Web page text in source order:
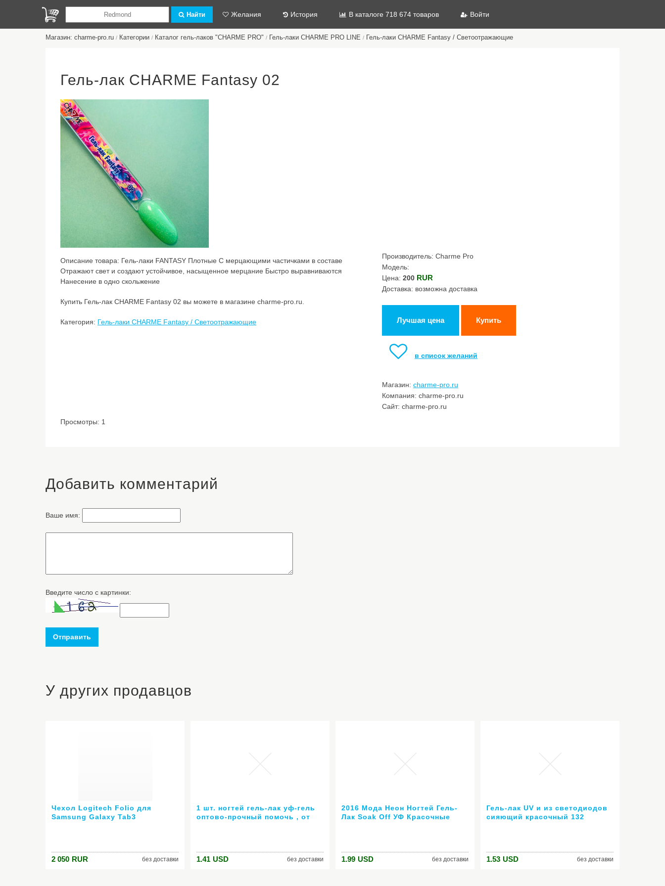
Найти Желания История В каталоге 718 674 товаров Войти
Магазин: charme-pro.ru / Категории / Каталог гель-лаков "CHARME PRO" / Гель-лаки CHARME PRO LINE / Гель-лаки CHARME Fantasy / Светоотражающие
Гель-лак CHARME Fantasy 02
Описание товара: Гель-лаки FANTASY Плотные С мерцающими частичками в составе
Отражают свет и создают устойчивое, насыщенное мерцание Быстро выравниваются
Нанесение в одно скольжение
Купить Гель-лак CHARME Fantasy 02 вы можете в магазине charme-pro.ru.
Категория: Гель-лаки CHARME Fantasy / Светоотражающие
Производитель: Charme Pro
Модель:
Цена: 200 RUR
Доставка: возможна доставка
Лучшая цена Купить
в список желаний
Магазин: charme-pro.ru
Компания: charme-pro.ru
Сайт: charme-pro.ru
Просмотры: 1
Добавить комментарий
Ваше имя:
Введите число с картинки:
Отправить
У других продавцов
Чехол Logitech Folio для
Samsung Galaxy Tab3
2 050 RUR без доставки
1 шт. ногтей гель-лак уф-гель
оптово-прочный помочь , от
цвет )
1.41 USD без доставки
2016 Мода Неон Ногтей Гель-
Лак Soak Off УФ Красочные
1.99 USD без доставки
Гель-лак UV и из светодиодов
сияющий красочный 132
1.53 USD без доставки